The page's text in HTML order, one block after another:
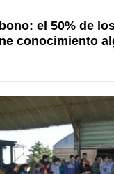
el 50% de
conocimiento